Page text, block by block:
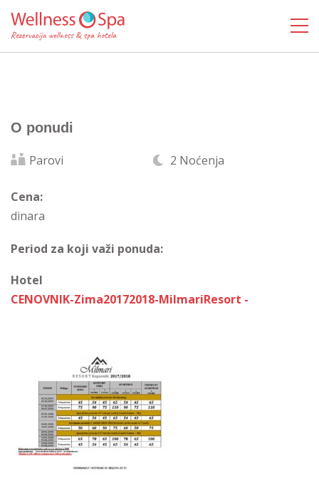
O ponudi
Parovi 2 Noćenja
Cena:
dinara
Period za koji važi ponuda:
Hotel
CENOVNIK-Zima20172018-MilmariResort -